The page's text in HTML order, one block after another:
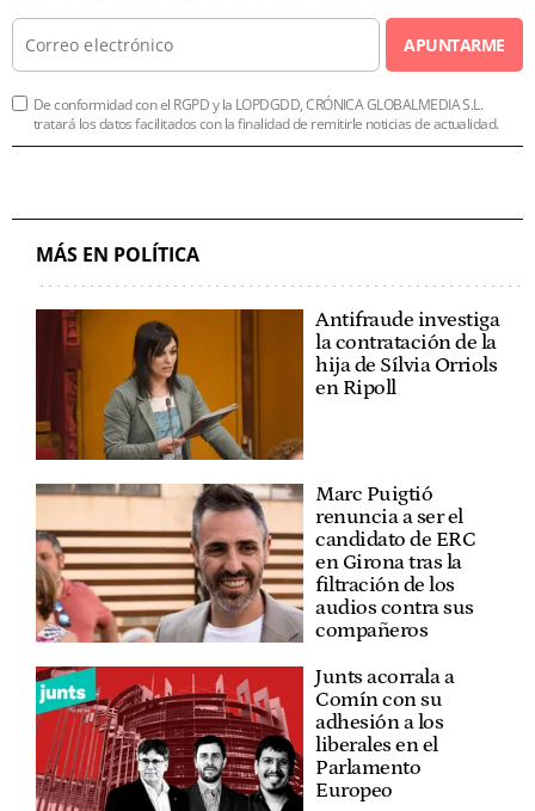
APUNTARME
De conformidad con el RGPD y la LOPDGDD, CRÓNICA GLOBALMEDIA S.L.
tratará los datos facilitados con la finalidad de remitirle noticias de actualidad.
MÁS EN POLÍTICA
Antifraude investiga
la contratación de la
hija de Sílvia Orriols
en Ripoll
Marc Puigtió
renuncia a ser el
candidato de ERC
en Girona tras la
filtración de los
audios contra sus
compañeros
Junts acorrala a
Comín con su
adhesión a los
liberales en el
Parlamento
Europeo